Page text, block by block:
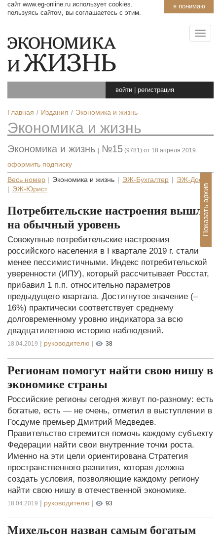
я понимаю
сайт www.eg-online.ru использует cookies.
пользуясь сайтом, вы соглашаетесь с этим.
войти регистрация
Главная Издания Экономика и жизнь
Экономика и жизнь
Экономика и жизнь №15 (9781) от 18 апреля 2019
оформить подписку
Весь номер Экономика и жизнь ЭЖ-Бухгалтер
ЭЖ-Досье
ЭЖ-Юрист Показать архив
Потребительские настроения вышли
на обычный уровень
Совокупные потребительские настроения
российского населения в I квартале 2019 г. стали
менее пессимистичными. Индекс потребительской
уверенности (ИПУ), который рассчитывает Росстат,
прибавил 1 п.п. относительно параметров
предыдущего квартала. Достигнутое значение (–
16%) практически соответствует среднему
долговременному уровню индикатора за всю
двадцатилетнюю историю наблюдений.
18.04.2019 | руководителю | 38
Регионам помогут найти свою нишу в
экономике страны
Российские регионы сегодня живут по-разному: есть
богатые, есть — не очень, отметил в выступлении в
Госдуме премьер Дмитрий Медведев.
Правительство стремится помочь каждому субъекту
Федерации найти свои внутренние точки роста.
Именно на эти цели ориентирована Стратегия
пространственного развития, которая должна
создать условия, позволяющие каждому региону
найти свою нишу в отечественной экономике.
18.04.2019 | руководителю | 93
Михельсон назван самым богатым